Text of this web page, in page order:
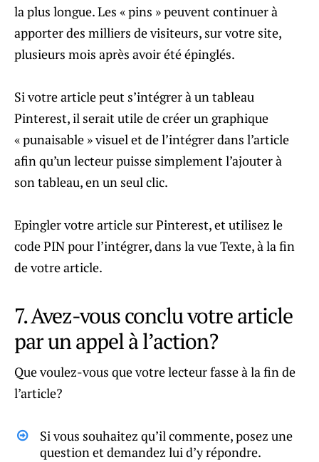
la plus longue. Les « pins » peuvent continuer à
apporter des milliers de visiteurs, sur votre site,
plusieurs mois après avoir été épinglés.
Si votre article peut s’intégrer à un tableau
Pinterest, il serait utile de créer un graphique
« punaisable » visuel et de l’intégrer dans l’article
afin qu’un lecteur puisse simplement l’ajouter à
son tableau, en un seul clic.
Epingler votre article sur Pinterest, et utilisez le
code PIN pour l’intégrer, dans la vue Texte, à la fin
de votre article.
7. Avez-vous conclu votre article
par un appel à l’action?
Que voulez-vous que votre lecteur fasse à la fin de
l’article?
Si vous souhaitez qu’il commente, posez une
question et demandez lui d’y répondre.